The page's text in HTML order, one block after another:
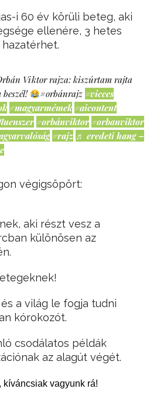
i 60 év körüli beteg, aki
ellenére, 3 hetes
Viktor rajza: kiszúrtam rajta
#orbánrajz #vicces
#magyarmémek #aicontent
#orbánviktor #orbanviktor
#rajz ♬ eredeti hang –
végigsöpört:
aki részt vesz a
különösen az
a világ le fogja tudni
kórokozót.
csodálatos példák
az alagút végét.
kíváncsiak vagyunk rá!